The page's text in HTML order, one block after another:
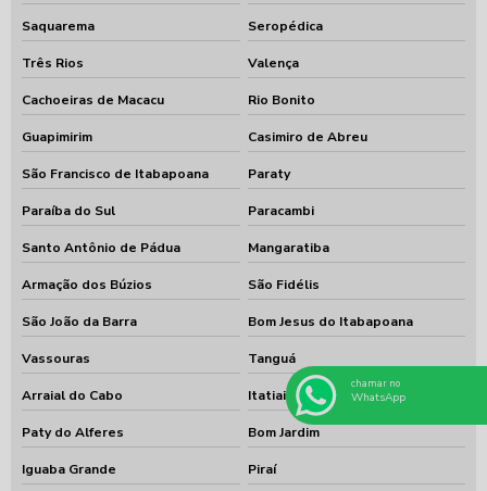
Saquarema Seropédica
Três Rios Valença
Cachoeiras de Macacu Rio Bonito
Guapimirim Casimiro de Abreu
São Francisco de Itabapoana Paraty
Paraíba do Sul Paracambi
Santo Antônio de Pádua Mangaratiba
Armação dos Búzios São Fidélis
São João da Barra Bom Jesus do Itabapoana
Vassouras Tanguá
Arraial do Cabo Itatiaia
Paty do Alferes Bom Jardim
Iguaba Grande Piraí
chamar no
WhatsApp